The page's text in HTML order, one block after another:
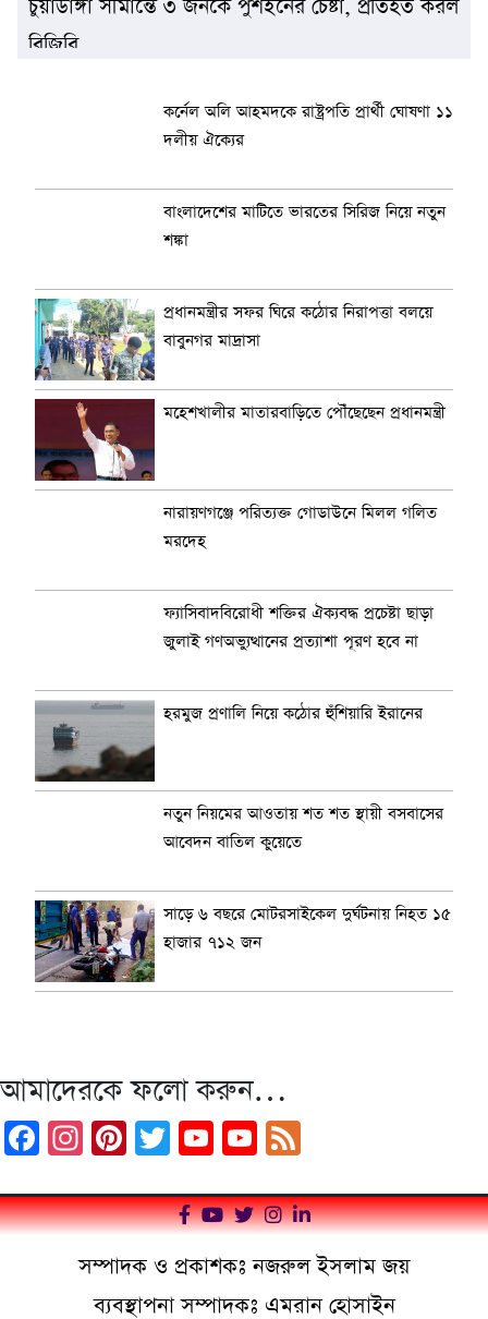
চুয়াডাঙ্গা সীমান্তে ৩ জনকে পুশইনের চেষ্টা, প্রতিহত করল
বিজিবি
কর্নেল অলি আহমদকে রাষ্ট্রপতি প্রার্থী ঘোষণা ১১
দলীয় ঐক্যের
বাংলাদেশের মাটিতে ভারতের সিরিজ নিয়ে নতুন
শঙ্কা
প্রধানমন্ত্রীর সফর ঘিরে কঠোর নিরাপত্তা বলয়ে
বাবুনগর মাদ্রাসা
মহেশখালীর মাতারবাড়িতে পৌঁছেছেন প্রধানমন্ত্রী
নারায়ণগঞ্জে পরিত্যক্ত গোডাউনে মিলল গলিত
মরদেহ
ফ্যাসিবাদবিরোধী শক্তির ঐক্যবদ্ধ প্রচেষ্টা ছাড়া
জুলাই গণঅভ্যুত্থানের প্রত্যাশা পূরণ হবে না
হরমুজ প্রণালি নিয়ে কঠোর হুঁশিয়ারি ইরানের
নতুন নিয়মের আওতায় শত শত স্থায়ী বসবাসের
আবেদন বাতিল কুয়েতে
সাড়ে ৬ বছরে মোটরসাইকেল দুর্ঘটনায় নিহত ১৫
হাজার ৭১২ জন
আমাদেরকে ফলো করুন…
Facebook
Instagram
Pinterest
TwitterYouTube
YouTube
সম্পাদক ও প্রকাশকঃ নজরুল ইসলাম জয়
ব্যবস্থাপনা সম্পাদকঃ এমরান হোসাইন